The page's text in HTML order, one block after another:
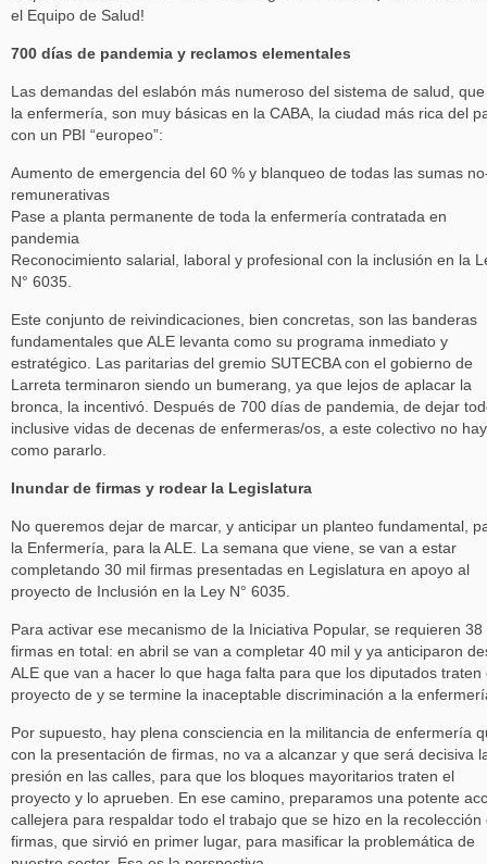
el Equipo de Salud!
700 días de pandemia y reclamos elementales
Las demandas del eslabón más numeroso del sistema de salud,
la enfermería, son muy básicas en la CABA, la ciudad más rica del
con un PBI “europeo”:
Aumento de emergencia del 60 % y blanqueo de todas las sumas
remunerativas
Pase a planta permanente de toda la enfermería contratada en
pandemia
Reconocimiento salarial, laboral y profesional con la inclusión en la
N° 6035.
Este conjunto de reivindicaciones, bien concretas, son las banderas
fundamentales que ALE levanta como su programa inmediato y
estratégico. Las paritarias del gremio SUTECBA con el gobierno de
Larreta terminaron siendo un bumerang, ya que lejos de aplacar la
bronca, la incentivó. Después de 700 días de pandemia, de dejar
inclusive vidas de decenas de enfermeras/os, a este colectivo no hay
como pararlo.
Inundar de firmas y rodear la Legislatura
No queremos dejar de marcar, y anticipar un planteo fundamental,
la Enfermería, para la ALE. La semana que viene, se van a estar
completando 30 mil firmas presentadas en Legislatura en apoyo al
proyecto de Inclusión en la Ley N° 6035.
Para activar ese mecanismo de la Iniciativa Popular, se requieren 38
firmas en total: en abril se van a completar 40 mil y ya anticiparon
ALE que van a hacer lo que haga falta para que los diputados traten
proyecto de y se termine la inaceptable discriminación a la
Por supuesto, hay plena consciencia en la militancia de enfermería
con la presentación de firmas, no va a alcanzar y que será decisiva
presión en las calles, para que los bloques mayoritarios traten el
proyecto y lo aprueben. En ese camino, preparamos una potente
callejera para respaldar todo el trabajo que se hizo en la recolección
firmas, que sirvió en primer lugar, para masificar la problemática de